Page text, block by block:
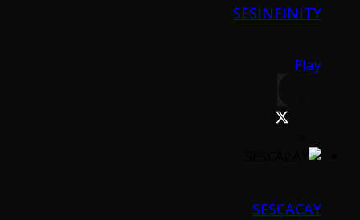
SESINFINITY
Play
SESCACAY